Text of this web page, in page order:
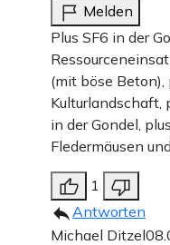
Melden
Plus SF6 in der
(mit böse Beton),
Kulturlandschaft,
in der Gondel,
Fledermäusen
1
Antworten
Michael Ditzel